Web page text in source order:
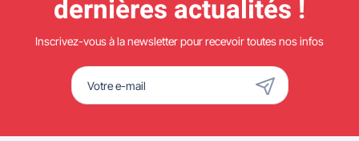
dernières actualités !
Inscrivez-vous à la newsletter pour recevoir toutes nos infos